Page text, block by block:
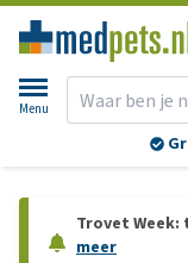
Menu
Trovet
meer